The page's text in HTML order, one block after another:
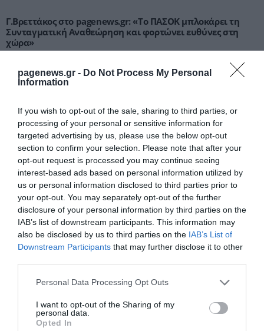
pagenews.gr - Do Not Process My Personal
Information
If you wish to opt-out of the sale, sharing to third parties, or
processing of your personal or sensitive information for
targeted advertising by us, please use the below opt-out
section to confirm your selection. Please note that after your
opt-out request is processed you may continue seeing
interest-based ads based on personal information utilized by
us or personal information disclosed to third parties prior to
your opt-out. You may separately opt-out of the further
disclosure of your personal information by third parties on the
IAB’s list of downstream participants. This information may
also be disclosed by us to third parties on the IAB’s List of
Downstream Participants that may further disclose it to other
Please note that this website/app uses one or more Google
not limited to your visit or usage behaviour. You may click to
grant or deny consent to Google and its third-party tags to
use your data for below specified purposes in below Google
Personal Data Processing Opt Outs
I want to opt-out of the Sharing of my
personal data.
Opted In
Γ.Βρεττάκος στο pagenews.gr: «Το ΠΑΣΟΚ μπλοκάρει τη
Συνταγματική Αναθεώρηση και φορτώνει ευθύνες στη
χώρα»
Μυρτώ Κοροβέση στο pagenews.gr: «Η κοινωνία ζητά
διαφάνεια, όχι άλλα σκάνδαλα» – Τι λέει για τον ΟΠΕΚΕΠΕ